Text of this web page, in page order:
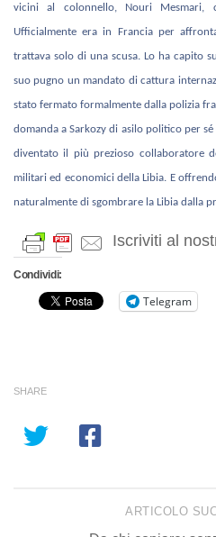
vicini al colonnello, Nouri Mesmari,
Ufficialmente era in Francia per
trattava solo di una scusa. Lo ha capito
suo pugno un mandato di cattura
stato fermato formalmente dalla polizia
domanda a Sarkozy di asilo politico per
diventato il più prezioso collaboratore
militari ed economici della Libia. E
naturalmente di sgombrare la Libia dalla
Iscriviti al
Condividi:
Telegram
SHARE
ARTICOLO